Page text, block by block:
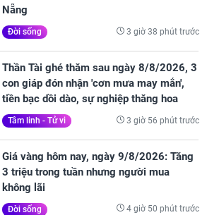
Nẵng
Đời sống 3 giờ 38 phút trước
Thần Tài ghé thăm sau ngày 8/8/2026, 3
con giáp đón nhận 'cơn mưa may mắn',
tiền bạc dồi dào, sự nghiệp thăng hoa
Tâm linh - Tử vi 3 giờ 56 phút trước
Giá vàng hôm nay, ngày 9/8/2026: Tăng
3 triệu trong tuần nhưng người mua
không lãi
Đời sống 4 giờ 50 phút trước